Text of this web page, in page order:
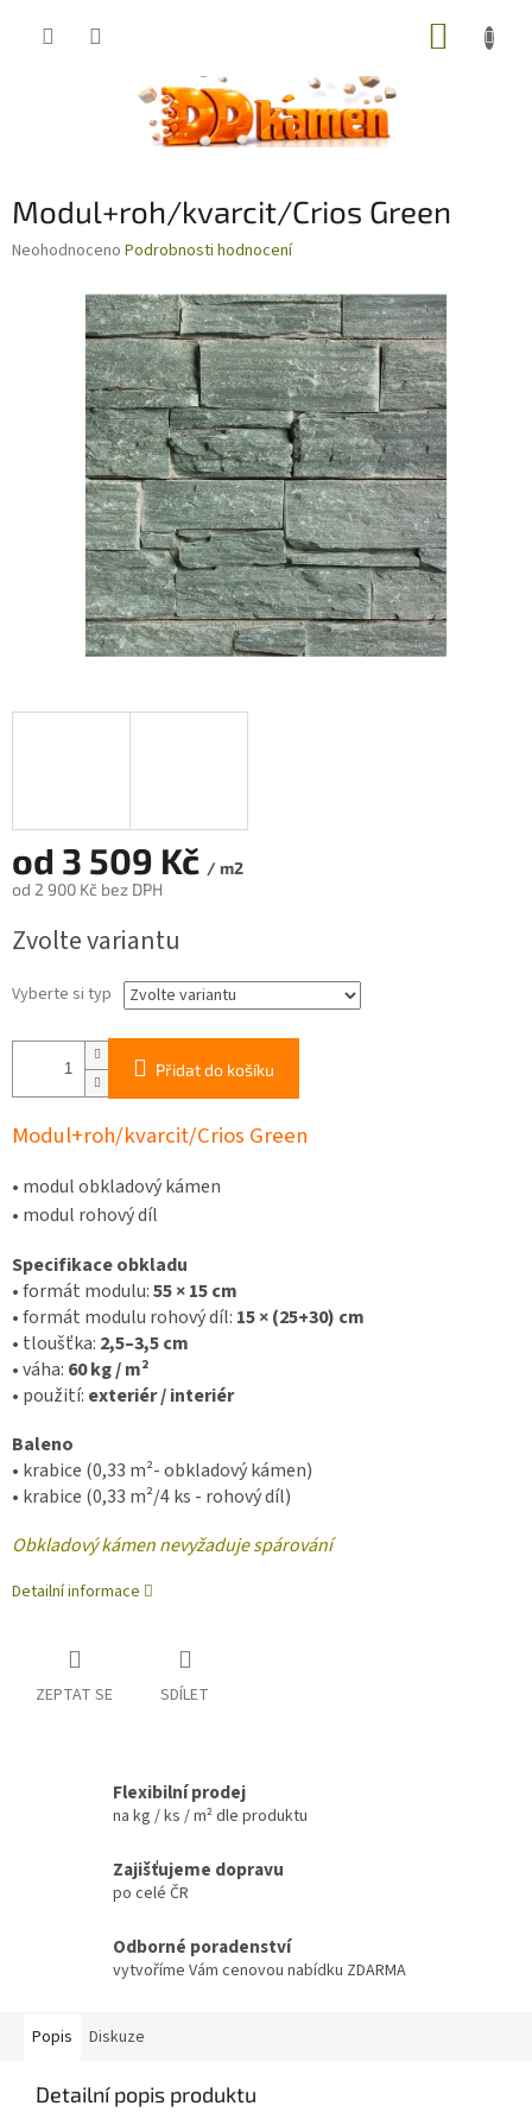
Modul+roh/kvarcit/Crios Green
Průměrné
hvězdiček.
Neohodnoceno Podrobnosti hodnocení
od 3 509 Kč / m2
od 2 900 Kč bez DPH
cena:
Zvolte variantu
Vyberte si typ
Přidat do košíku
Modul+roh/kvarcit/Crios Green
• modul obkladový kámen
• modul rohový díl
Specifikace obkladu
•formát modulu:55 × 15 cm
•formát modulu rohový díl: 15 × (25+30) cm
• tloušťka: 2,5–3,5 cm
•váha: 60 kg / m²
• použití: exteriér / interiér
Baleno
• krabice (0,33 m²- obkladový kámen)
• krabice (0,33 m²/4 ks - rohový díl)
Obkladový kámen nevyžaduje spárování
Detailní informace
ZEPTAT SE SDÍLET
Flexibilní prodej
na kg / ks / m² dle produktu
Zajišťujeme dopravu
po celé ČR
Odborné poradenství
vytvoříme Vám cenovou nabídku ZDARMA
Popis Diskuze
Detailní popis produktu